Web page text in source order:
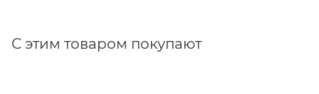
С этим товаром покупают